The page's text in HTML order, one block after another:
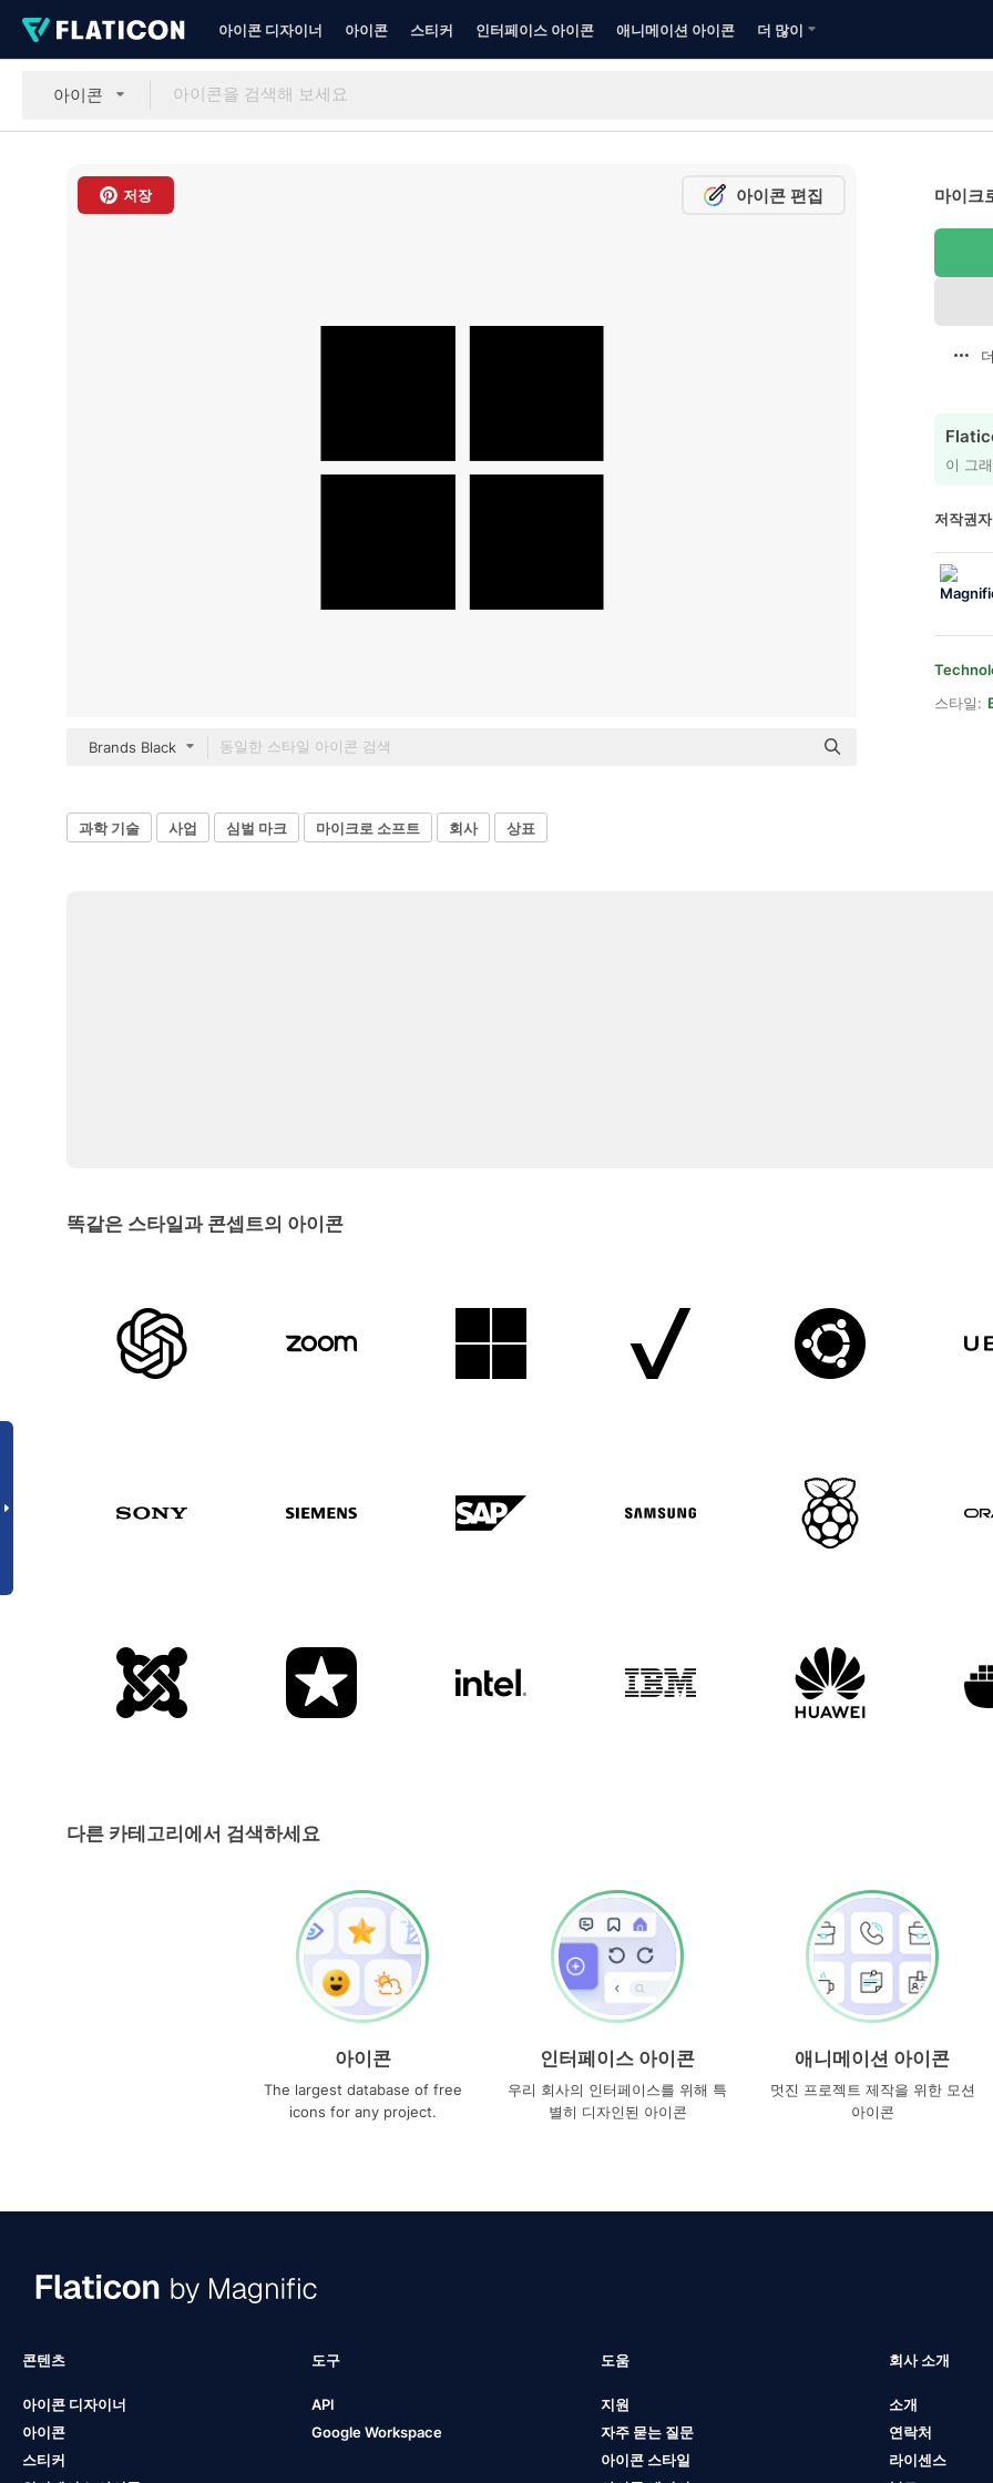
아이콘 디자이너 아이콘 스티커 인터페이스 아이콘 애니메이션 아이콘 더 많이
아이콘
저장 아이콘 편집
Brands Black
마이크
이 그
저작권
스타일:
과학 기술 사업 심벌 마크 마이크로 소프트 회사 상표
똑같은 스타일과 콘셉트의 아이콘
다른 카테고리에서 검색하세요
아이콘
The largest database of free
icons for any project.
인터페이스 아이콘
우리 회사의 인터페이스를 위해 특
별히 디자인된 아이콘
애니메이션 아이콘
멋진 프로젝트 제작을 위한 모션
아이콘
콘텐츠
아이콘 디자이너
아이콘
스티커
도구
API
Google Workspace
도움
지원
자주 묻는 질문
아이콘 스타일
회사 소개
소개
연락처
라이센스